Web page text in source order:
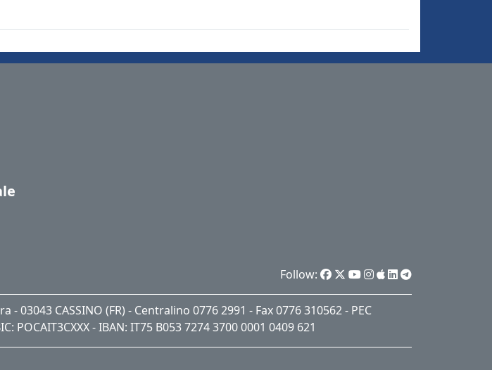
Follow:
CASSINO (FR) - Centralino 0776 2991 - Fax 0776 310562 - PEC
POCAIT3CXXX - IBAN: IT75 B053 7274 3700 0001 0409 621